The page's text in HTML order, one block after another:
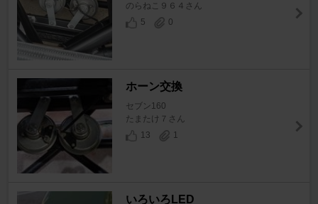
のらねこ９６４さん
5
0
ホーン交換
セブン160
たまたけ７さん
13
1
いろいろLED